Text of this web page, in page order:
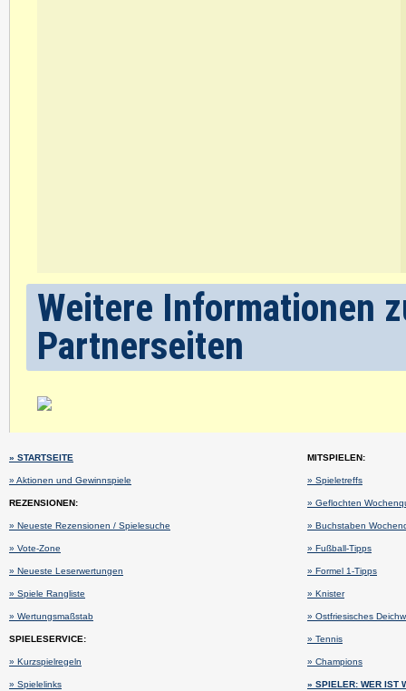
Weitere Informationen
Partnerseiten
» STARTSEITE
» Aktionen und Gewinnspiele
REZENSIONEN:
» Neueste Rezensionen / Spielesuche
» Vote-Zone
» Neueste Leserwertungen
» Spiele Rangliste
» Wertungsmaßstab
SPIELESERVICE:
» Kurzspielregeln
» Spielelinks
MITSPIELEN:
» Spieletreffs
» Geflochten
» Buchstaben
» Fußball-Tipps
» Formel 1-Tipps
» Knister
» Ostfriesisches
» Tennis
» Champions
» SPIELER: WER IST